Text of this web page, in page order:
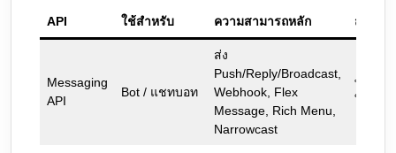
API ใช้สำหรับ ความสามารถหลัก สถานะ
Messaging
API
Bot / แชทบอท
ส่ง
Push/Reply/Broadcast,
Webhook, Flex
Message, Rich Menu,
Narrowcast
พร้อม
ใช้งาน